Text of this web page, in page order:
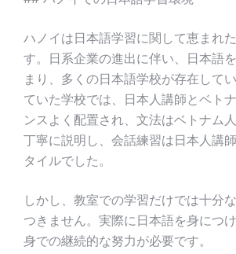
ハノイは日本語学習に関して恵まれ
す。日系企業の進出に伴い、日本語
まり、多くの日本語学校が存在して
ていた学校では、日本人講師とベト
ンスよく配置され、文法はベトナム
丁寧に説明し、会話練習は日本人講
タイルでした。
しかし、教室での学習だけでは十分
つきません。実際に日本語を身につ
身での継続的な努力が必要です。